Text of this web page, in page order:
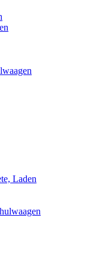
Laden